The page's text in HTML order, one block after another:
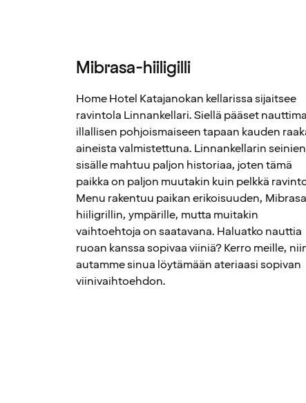
Mibrasa-hiiligilli
Home Hotel Katajanokan kellarissa sijaitsee
ravintola Linnankellari. Siellä pääset
illallisen pohjoismaiseen tapaan kauden
aineista valmistettuna. Linnankellarin seinien
sisälle mahtuu paljon historiaa, joten tämä
paikka on paljon muutakin kuin pelkkä
Menu rakentuu paikan erikoisuuden,
hiiligrillin, ympärille, mutta muitakin
vaihtoehtoja on saatavana. Haluatko nauttia
ruoan kanssa sopivaa viiniä? Kerro meille,
autamme sinua löytämään ateriaasi sopivan
viinivaihtoehdon.